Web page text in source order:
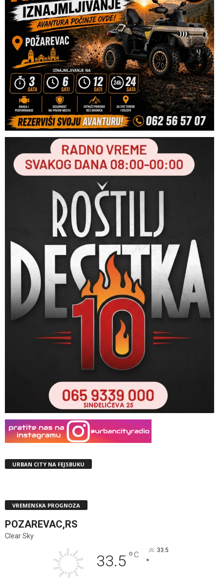
URBAN CITY NA FEJSBUKU
VREMENSKA PROGNOZA
POZAREVAC,RS
Clear Sky
33.5 °C 33.5
°